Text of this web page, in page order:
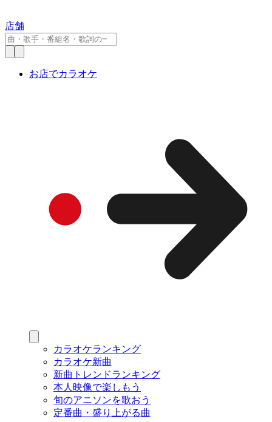
店舗
お店でカラオケ
カラオケランキング
カラオケ新曲
新曲トレンドランキング
本人映像で楽しもう
旬のアニソンを歌おう
定番曲・盛り上がる曲